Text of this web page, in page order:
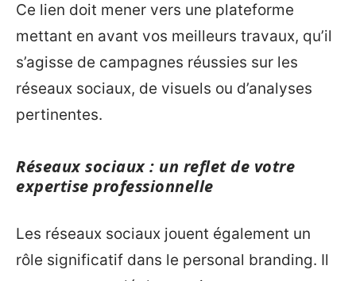
Ce lien doit mener vers une plateforme
mettant en avant vos meilleurs travaux, qu’il
s’agisse de campagnes réussies sur les
réseaux sociaux, de visuels ou d’analyses
pertinentes.
Réseaux sociaux : un reflet de votre
expertise professionnelle
Les réseaux sociaux jouent également un
rôle significatif dans le personal branding. Il